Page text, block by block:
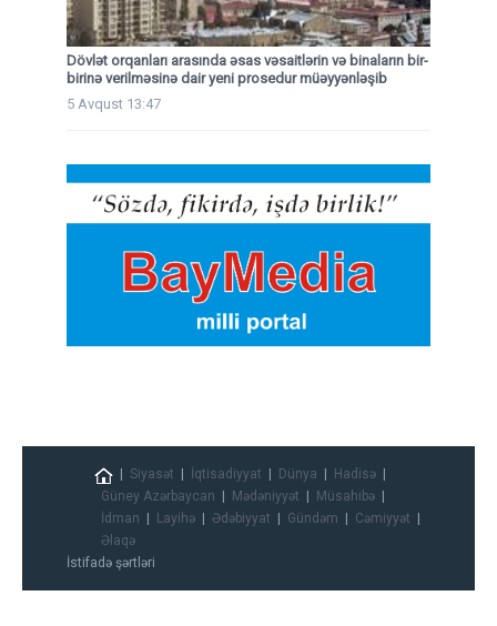
Dövlət orqanları arasında əsas vəsaitlərin və binaların bir-
birinə verilməsinə dair yeni prosedur müəyyənləşib
5 Avqust 13:47
Siyasət İqtisadiyyat Dünya
Hadisə
Güney Azərbaycan
Mədəniyyət
Müsahibə
İdman
Layihə Ədəbiyyat Gündəm
Cəmiyyət
Əlaqə
İstifadə şərtləri